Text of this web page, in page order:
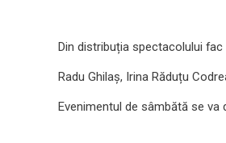
Din distribuția spectacolului fac
Radu Ghilaș, Irina Răduțu
Evenimentul de sâmbătă se